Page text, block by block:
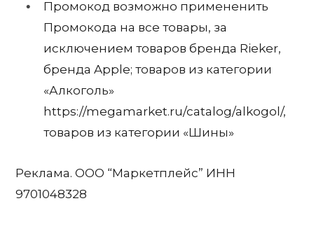
Промокод возможно примененить
Промокода на все товары, за
исключением товаров бренда Rieker,
бренда Apple; товаров из категории
«Алкоголь»
https://megamarket.ru/catalog/alkogol/,
товаров из категории «Шины»
Реклама. ООО “Маркетплейс” ИНН
9701048328